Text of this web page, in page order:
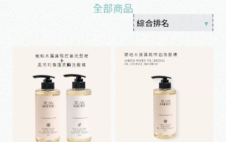
全部商品